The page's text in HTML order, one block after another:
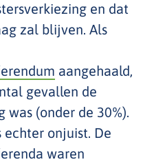
en dat
zal blijven. Als
aangehaald,
gevallen de
was (onder de 30%).
onjuist. De
waren